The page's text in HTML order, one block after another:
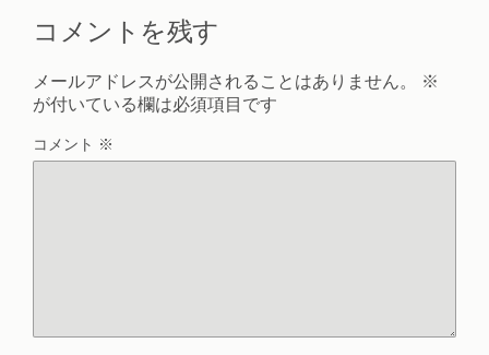
コメントを残す
メールアドレスが公開されることはありません。
※
が付いている欄は必須項目です
コメント ※